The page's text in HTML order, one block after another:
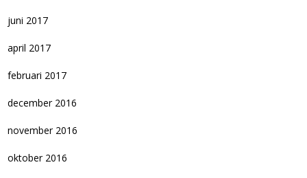
juni 2017
april 2017
februari 2017
december 2016
november 2016
oktober 2016